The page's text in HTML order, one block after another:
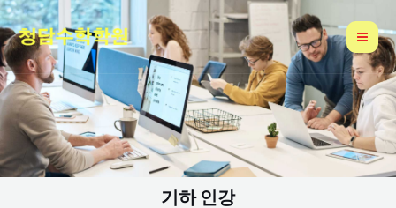
콘
텐
츠
로
건
뛰
기
기하 인강